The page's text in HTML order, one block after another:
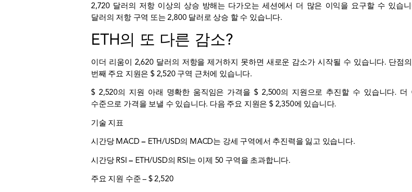
2,720 달러의 저항 이상의 상승 방해는 다가오는 세션에서 더 많은 이익을 요구할 수 있습
달러의 저항 구역 또는 2,800 달러로 상승 할 수 있습니다.
ETH의 또 다른 감소?
이더 리움이 2,620 달러의 저항을 제거하지 못하면 새로운 감소가 시작될 수 있습니다. 단점
번째 주요 지원은 $ 2,520 구역 근처에 있습니다.
$ 2,520의 지원 아래 명확한 움직임은 가격을 $ 2,500의 지원으로 추진할 수 있습니다.
수준으로 가격을 보낼 수 있습니다. 다음 주요 지원은 $ 2,350에 있습니다.
기술 지표
시간당 MACD – ETH/USD의 MACD는 강세 구역에서 추진력을 잃고 있습니다.
시간당 RSI – ETH/USD의 RSI는 이제 50 구역을 초과합니다.
주요 지원 수준 – $ 2,520